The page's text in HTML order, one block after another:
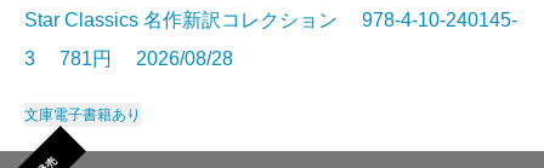
Star Classics 名作新訳コレクション 978-4-10-240145-
3 781円 2026/08/28
文庫電子書籍あり